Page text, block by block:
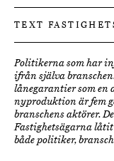
TEXT
Politikerna som har
ifrån själva
lånegarantier som en
nyproduktion är fem
branschens aktörer.
Fastighetsägarna
både politiker,